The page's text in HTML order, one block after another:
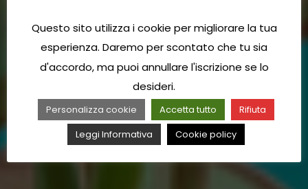
Questo sito utilizza i cookie per migliorare la tua
esperienza. Daremo per scontato che tu sia
d'accordo, ma puoi annullare l'iscrizione se lo
desideri.
Personalizza cookie Accetta tutto
Rifiuta
Leggi Informativa
Cookie policy